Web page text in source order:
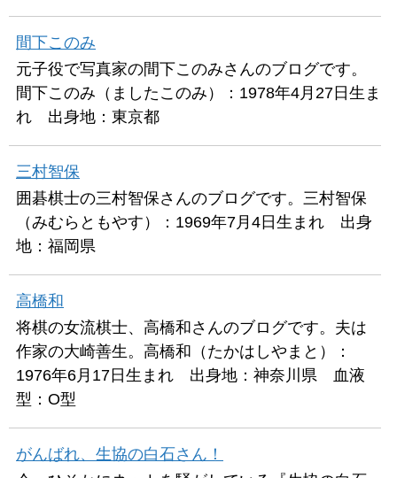
間下このみ
元子役で写真家の間下このみさんのブログです。
間下このみ（ましたこのみ）：1978年4月27日生ま
れ 出身地：東京都
三村智保
囲碁棋士の三村智保さんのブログです。三村智保
（みむらともやす）：1969年7月4日生まれ 出身
地：福岡県
高橋和
将棋の女流棋士、高橋和さんのブログです。夫は
作家の大崎善生。高橋和（たかはしやまと）：
1976年6月17日生まれ 出身地：神奈川県 血液
型：O型
がんばれ、生協の白石さん！